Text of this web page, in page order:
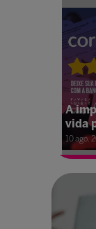
A
vida
10 ago.